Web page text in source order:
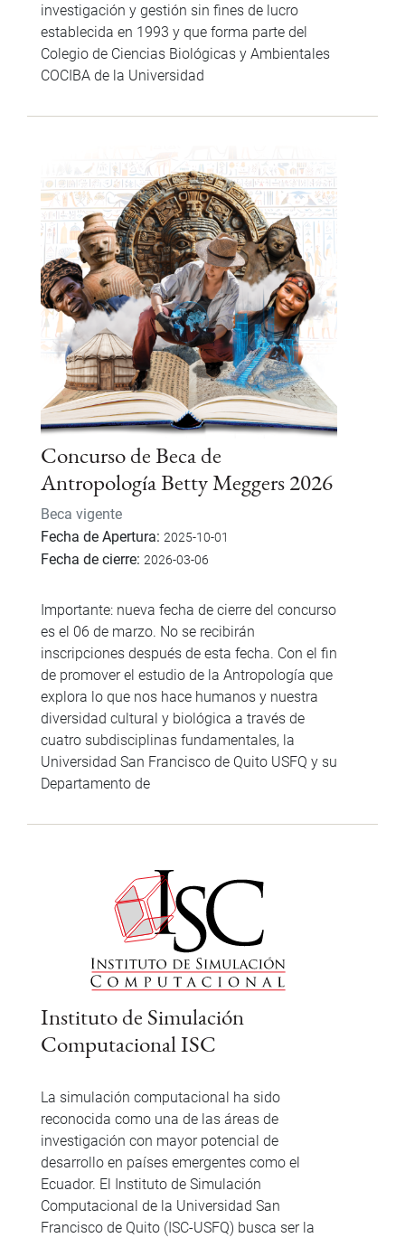
investigación y gestión sin fines de lucro
establecida en 1993 y que forma parte del
Colegio de Ciencias Biológicas y Ambientales
COCIBA de la Universidad
Concurso de Beca de
Antropología Betty Meggers 2026
Beca vigente
Fecha de Apertura 2025-10-01
Fecha de cierre 2026-03-06
Importante: nueva fecha de cierre del concurso
es el 06 de marzo. No se recibirán
inscripciones después de esta fecha. Con el fin
de promover el estudio de la Antropología que
explora lo que nos hace humanos y nuestra
diversidad cultural y biológica a través de
cuatro subdisciplinas fundamentales, la
Universidad San Francisco de Quito USFQ y su
Departamento de
Instituto de Simulación
Computacional ISC
La simulación computacional ha sido
reconocida como una de las áreas de
investigación con mayor potencial de
desarrollo en países emergentes como el
Ecuador. El Instituto de Simulación
Computacional de la Universidad San
Francisco de Quito (ISC-USFQ) busca ser la